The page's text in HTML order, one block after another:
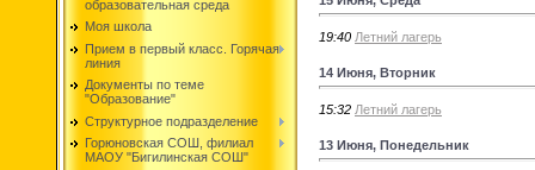
образовательная среда
Моя школа
Прием в первый класс. Горячая
линия
Документы по теме
"Образование"
Структурное подразделение
Горюновская СОШ, филиал
МАОУ "Бигилинская СОШ"
19:40 Летний лагерь
14 Июня, Вторник
15:32 Летний лагерь
13 Июня, Понедельник